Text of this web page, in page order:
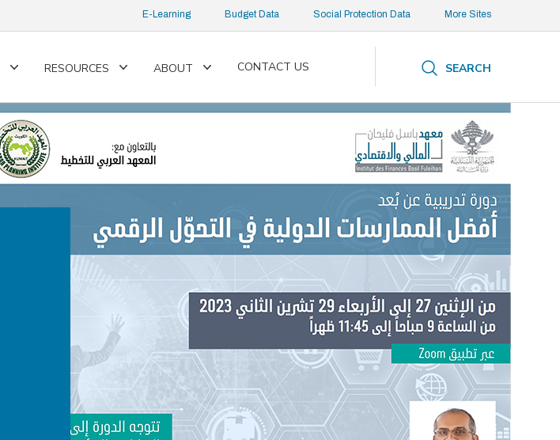
E-Learning Budget Data Social Protection Data More Sites
ToggleRESOURCES
ToggleABOUT
Toggle
CONTACT US SEARCH